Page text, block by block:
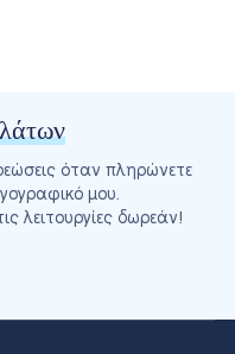
όταν πληρώνετε
μου.
λειτουργίες δωρεάν!